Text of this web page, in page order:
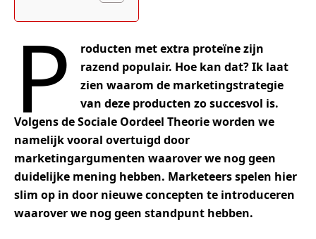
P
roducten met extra proteïne zijn
razend populair. Hoe kan dat? Ik laat
zien waarom de marketingstrategie
van deze producten zo succesvol is.
Volgens de Sociale Oordeel Theorie worden we
namelijk vooral overtuigd door
marketingargumenten waarover we nog geen
duidelijke mening hebben. Marketeers spelen hier
slim op in door nieuwe concepten te introduceren
waarover we nog geen standpunt hebben.